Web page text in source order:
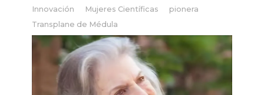
Innovación Mujeres Científicas
pionera
Transplane de Médula